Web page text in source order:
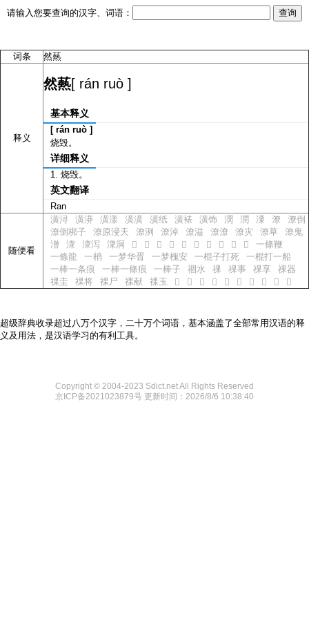
请输入您要查询的汉字、词语：
词条 然爇
释义
然爇[ rán ruò ]
基本释义
[ rán ruò ]
烧毁。
详细释义
烧毁。
英文翻译
Ran
随便看
潢浔 潢漭 潢漾 潢潢 潢纸 潢裱 潢饰 潣 潤 潥 潦
潦倒
潦倒梆子
潦原浸天 潦洌 潦淖 潦溢 潦潦 潦灾 潦草
潦鬼
潧
潨 潨泻 潨洞 𫪌 𫪍 𫪎 𫪏 𫪐 𫪑 𫪒 𫪓 𫪔 𫪕
一條鞭
一條龍
一梢 一梦华胥 一梦槐安 一棍子打死
一棍打一船
一棒一条痕
一棒一條痕 一棒子 祻水 祼 祼事 祼享
祼器
祼圭
祼将 祼尸 祼献 祼玉 𫿨 𫿩 𫿪 𫿫 𫿬 𫿭 𫿮 𫿯 𫿰 𫿱
超级辞典收录超过八万个汉字，二十万个词语，基本涵盖了全部常用汉语的释
义及用法，是汉语学习的有利工具。
Copyright © 2004-2023 Sdict.net All Rights Reserved
京ICP备2021023879号 更新时间：2026/8/6 10:38:40